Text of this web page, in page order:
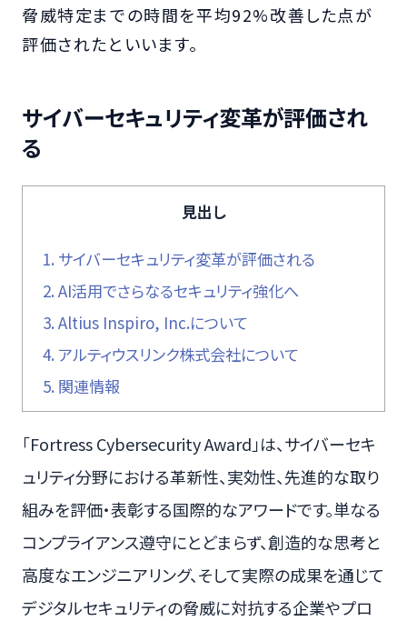
脅威特定までの時間を平均92%改善した点が
評価されたといいます。
サイバーセキュリティ変革が評価され
る
見出し
1. サイバーセキュリティ変革が評価される
2. AI活用でさらなるセキュリティ強化へ
3. Altius Inspiro, Inc.について
4. アルティウスリンク株式会社について
5. 関連情報
「Fortress Cybersecurity Award」は、サイバーセキ
ュリティ分野における革新性、実効性、先進的な取り
組みを評価・表彰する国際的なアワードです。単なる
コンプライアンス遵守にとどまらず、創造的な思考と
高度なエンジニアリング、そして実際の成果を通じて
デジタルセキュリティの脅威に対抗する企業やプロ